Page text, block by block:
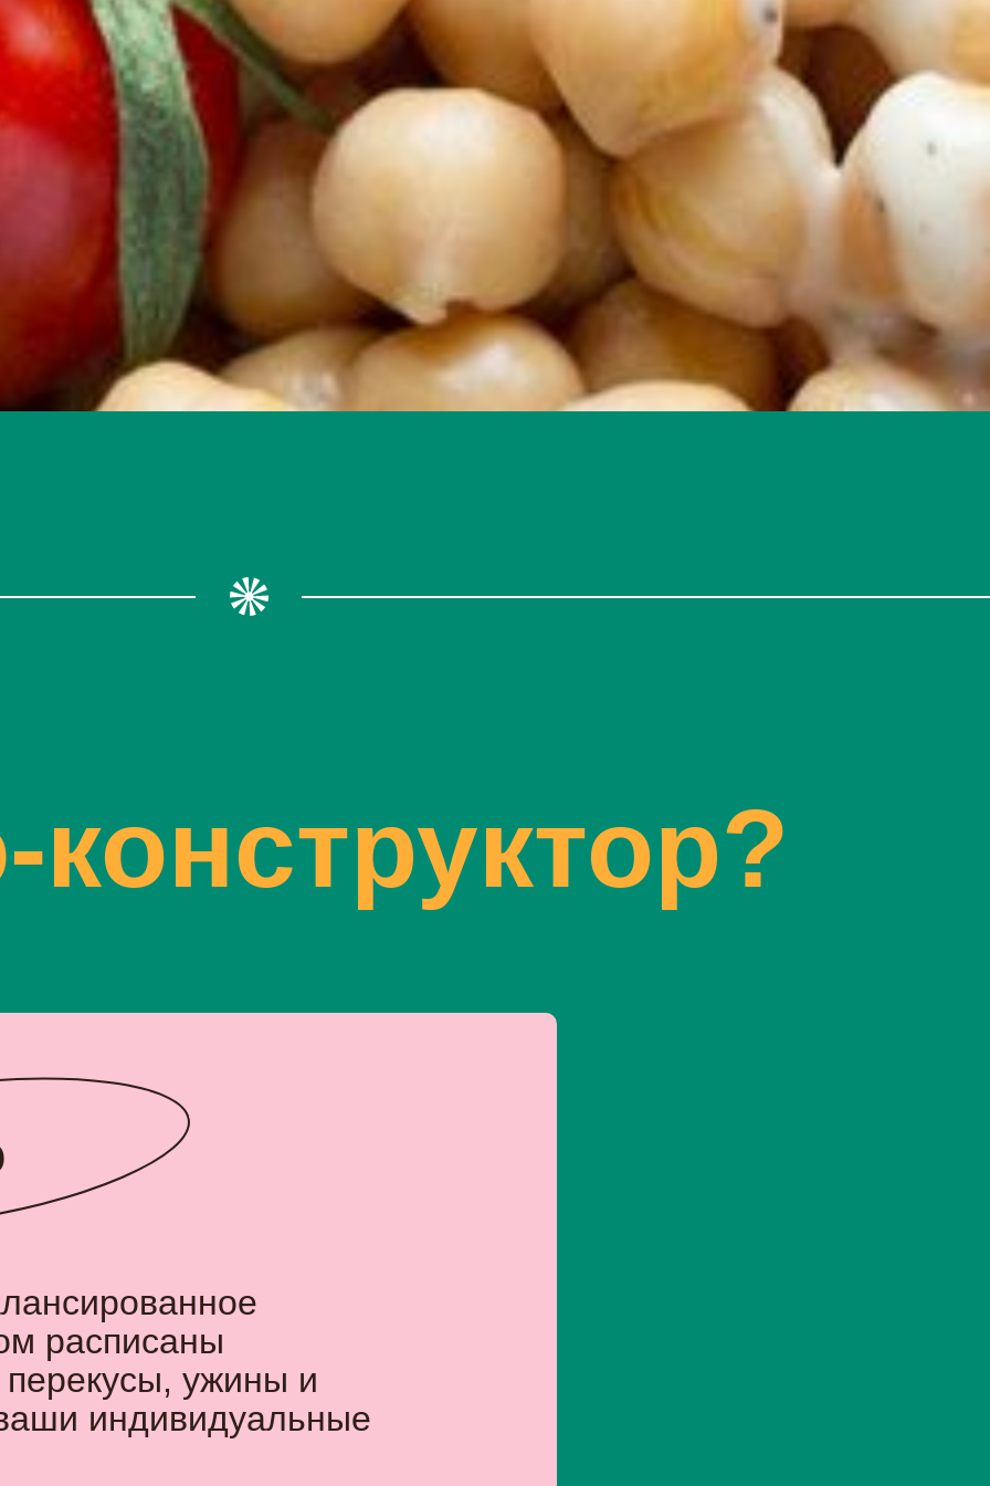
расписаны
ужины и
индивидуальные